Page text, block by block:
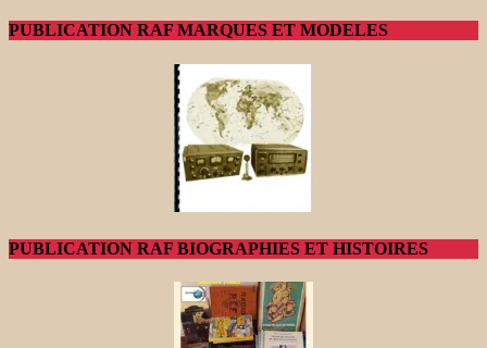
PUBLICATION RAF MARQUES ET MODELES
PUBLICATION RAF BIOGRAPHIES ET HISTOIRES